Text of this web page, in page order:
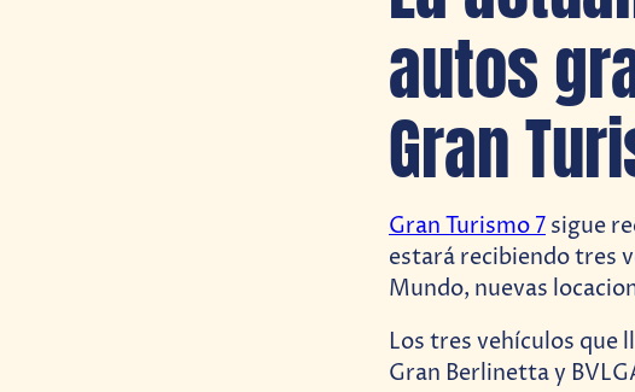
autos
Gran
Gran Turismo 7 sigue
estará recibiendo tres
Mundo, nuevas
Los tres vehículos que
Gran Berlinetta y